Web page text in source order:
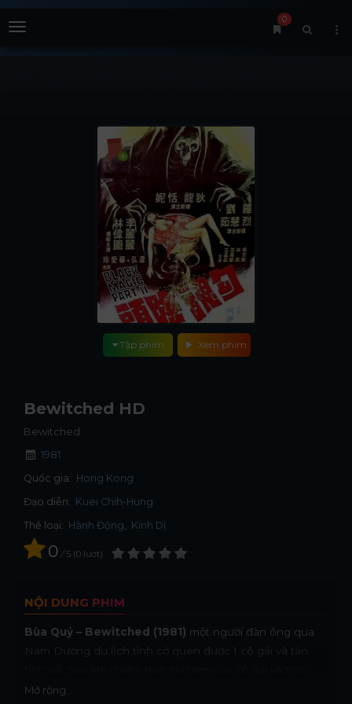
Menu
0
Xem phim
Tập phim
Bewitched HD
Bewitched
1981
Quốc gia: Hong Kong
Đạo diễn: Kuei Chih-Hung
Thể loại: Hành Động, Kinh Dị
0 / 5 0 lượt
NỘI DUNG PHIM
Bùa Quỷ – Bewitched (1981) một người đàn ông qua
Nam Dương du lịch tình cờ quen được 1 cô gái và tán
thân cho người đàn ông này thì hóa ra là kẻ sở khanh, cô
Mở rộng...